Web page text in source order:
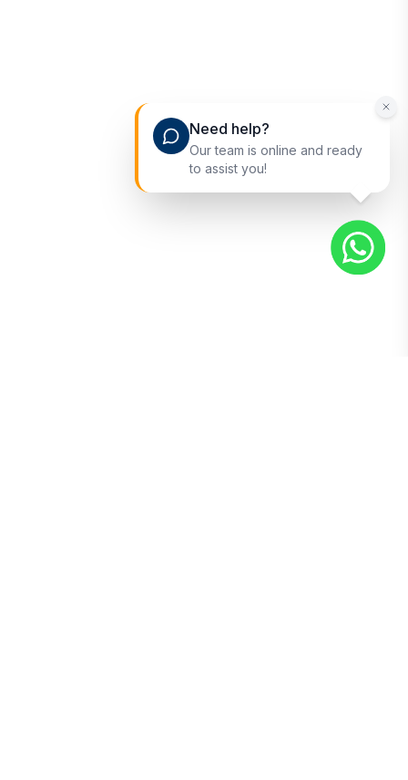
Need help?
Our team is online and ready
to assist you!